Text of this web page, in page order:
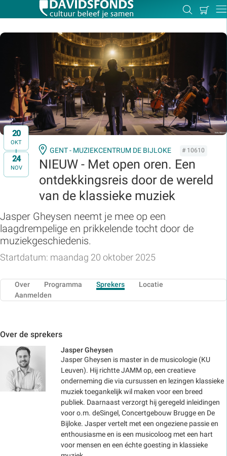
Zoeken
Mijn
20
OKT
t/m
24
NOV
GENT - MUZIEKCENTRUM DE BIJLOKE # 10610
NIEUW - Met open oren. Een
ontdekkingsreis door de wereld
van de klassieke muziek
Jasper Gheysen neemt je mee op een
laagdrempelige en prikkelende tocht door de
muziekgeschiedenis.
Startdatum: maandag 20 oktober 2025
Over Programma Sprekers
Locatie
Aanmelden
Over de sprekers
Jasper Gheysen
Jasper Gheysen is master in de musicologie (KU
Leuven). Hij richtte JAMM op, een creatieve
onderneming die via cursussen en lezingen klassieke
muziek toegankelijk wil maken voor een breed
publiek. Daarnaast verzorgt hij geregeld inleidingen
voor o.m. deSingel, Concertgebouw Brugge en De
Bijloke. Jasper vertelt met een ongeziene passie en
enthousiasme en is een musicoloog met een hart
voor mensen en een échte goesting in klassieke
Zoek:
Zoeken